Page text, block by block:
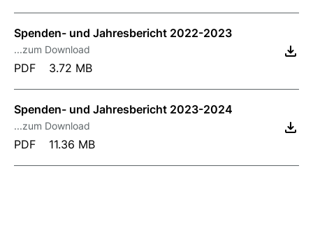
Spenden- und Jahresbericht 2022-2023
...zum Download
PDF 3.72 MB
Spenden- und Jahresbericht 2023-2024
...zum Download
PDF 11.36 MB